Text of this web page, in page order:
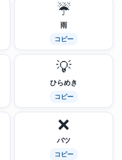
☔
雨
コピー
💡
ひらめき
コピー
❌
バツ
コピー